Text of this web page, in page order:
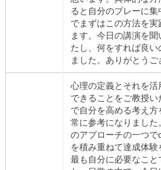
ると自分のプレーに
でまずはこの方法を
ます。今日の講演を
たし、何をすれば良
ました。ありがとうご
心理の定義とそれを
できることをご教授
で自分を高める考え
常に参考になりまし
のアプローチの一つで
を積み重ねて達成体
最も自分に必要なこ